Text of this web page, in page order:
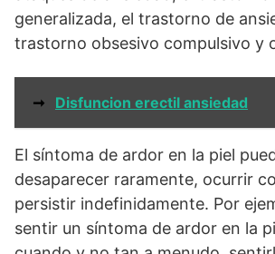
generalizada, el trastorno de
trastorno obsesivo compulsivo y
➞ Disfuncion erectil ansiedad
El síntoma de ardor en la piel
desaparecer raramente, ocurrir
persistir indefinidamente. Por
sentir un síntoma de ardor en la